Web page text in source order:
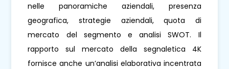
nelle panoramiche aziendali, presenza
geografica, strategie aziendali, quota di
mercato del segmento e analisi SWOT. Il
rapporto sul mercato della segnaletica 4K
fornisce anche un’analisi elaborativa incentrata